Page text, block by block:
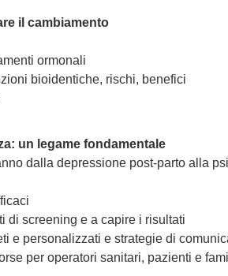
il cambiamento
ormonali
bioidentiche, rischi, benefici
un legame fondamentale
dalla depressione post-parto alla
di screening e a capire i risultati
e personalizzati e strategie di
per operatori sanitari, pazienti e